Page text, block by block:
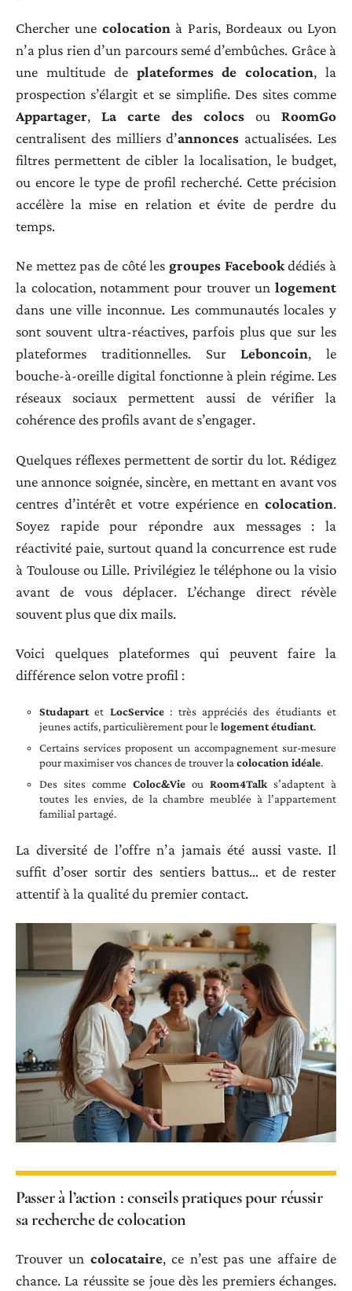
Chercher une colocation à Paris, Bordeaux ou Lyon
n’a plus rien d’un parcours semé d’embûches. Grâce à
une multitude de plateformes de colocation, la
prospection s’élargit et se simplifie. Des sites comme
Appartager, La carte des colocs ou RoomGo
centralisent des milliers d’annonces actualisées. Les
filtres permettent de cibler la localisation, le budget,
ou encore le type de profil recherché. Cette précision
accélère la mise en relation et évite de perdre du
temps.
Ne mettez pas de côté les groupes Facebookdédiés à
la colocation, notamment pour trouver un logement
dans une ville inconnue. Les communautés locales y
sont souvent ultra-réactives, parfois plus que sur les
plateformes traditionnelles. SurLeboncoin, le
bouche-à-oreille digital fonctionne à plein régime. Les
réseaux sociaux permettent aussi de vérifier la
cohérence des profils avant de s’engager.
Quelques réflexes permettent de sortir du lot. Rédigez
une annonce soignée, sincère, en mettant en avant vos
centres d’intérêt et votre expérience en colocation.
Soyez rapide pour répondre aux messages : la
réactivité paie, surtout quand la concurrence est rude
à Toulouse ou Lille. Privilégiez le téléphone ou la visio
avant de vous déplacer. L’échange direct révèle
souvent plus que dix mails.
Voici quelques plateformes qui peuvent faire la
différence selon votre profil :
Studapartet LocService: très appréciés des étudiants et
jeunes actifs, particulièrement pour le logement étudiant.
Certains services proposent un accompagnement sur-mesure
pour maximiser vos chances de trouver la colocation idéale.
Des sites comme Coloc&Vie ou Room4Talk s’adaptent à
toutes les envies, de la chambre meublée à l’appartement
familial partagé.
La diversité de l’offre n’a jamais été aussi vaste. Il
suffit d’oser sortir des sentiers battus… et de rester
attentif à la qualité du premier contact.
Passer à l’action : conseils pratiques pour réussir
sa recherche de colocation
Trouver un colocataire, ce n’est pas une affaire de
chance. La réussite se joue dès les premiers échanges.